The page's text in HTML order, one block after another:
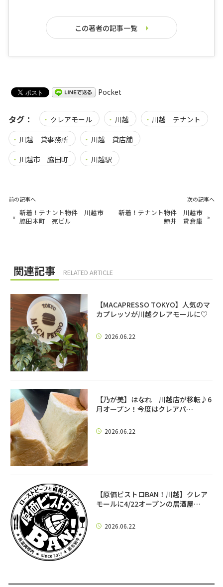
この著者の記事一覧
Pocket
タグ： クレアモール 川越
川越 テナント
川越 貸事務所
川越 貸店舗
川越市 脇田町
川越駅
前の記事へ
« 新着！テナント物件 川越市
脇田本町 売ビル
次の記事へ
新着！テナント物件 川越市
鯨井 貸倉庫 »
関連記事 RELATED ARTICLE
【MACAPRESSO TOKYO】人気のマ
カプレッソが川越クレアモールに♡
2026.06.22
【乃が美】はなれ 川越店が移転♪6
月オープン！今度はクレアパ…
2026.06.22
【原価ビストロBAN！川越】クレア
モールに4/22オープンの居酒屋…
2026.06.22